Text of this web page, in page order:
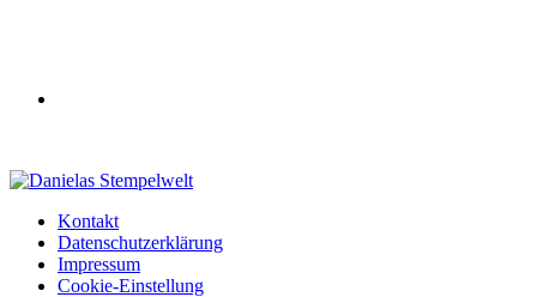
Kontakt
Datenschutzerklärung
Impressum
Cookie-Einstellung